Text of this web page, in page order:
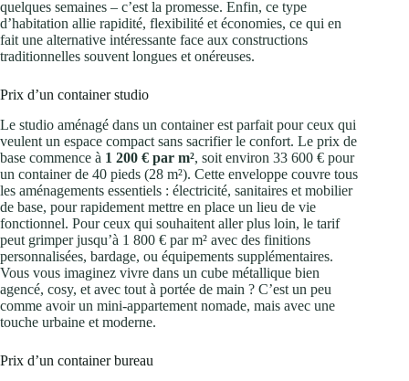
quelques semaines – c’est la promesse. Enfin, ce type
d’habitation allie rapidité, flexibilité et économies, ce qui en
fait une alternative intéressante face aux constructions
traditionnelles souvent longues et onéreuses.
Prix d’un container studio
Le studio aménagé dans un container est parfait pour ceux qui
veulent un espace compact sans sacrifier le confort. Le prix de
base commence à 1 200 € par m², soit environ 33 600 € pour
un container de 40 pieds (28 m²). Cette enveloppe couvre tous
les aménagements essentiels : électricité, sanitaires et mobilier
de base, pour rapidement mettre en place un lieu de vie
fonctionnel. Pour ceux qui souhaitent aller plus loin, le tarif
peut grimper jusqu’à 1 800 € par m² avec des finitions
personnalisées, bardage, ou équipements supplémentaires.
Vous vous imaginez vivre dans un cube métallique bien
agencé, cosy, et avec tout à portée de main ? C’est un peu
comme avoir un mini-appartement nomade, mais avec une
touche urbaine et moderne.
Prix d’un container bureau